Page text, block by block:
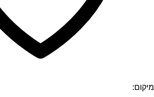
מיקום: